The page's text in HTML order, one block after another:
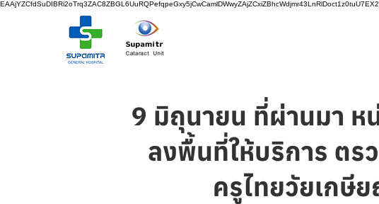
9 มิถุนายน ที่ผ่านมา ห
ลงพื้นที่ให้บริการ ตร
ครูไทยวัยเกษี